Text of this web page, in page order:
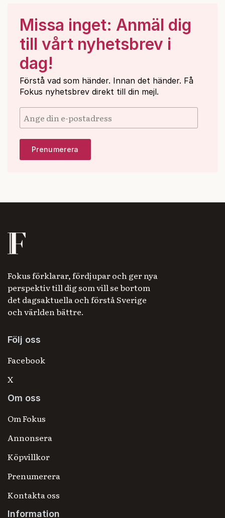
Missa inget: Anmäl dig
till vårt nyhetsbrev i
dag!
Förstå vad som händer. Innan det händer. Få
Fokus nyhetsbrev direkt till din mejl.
Fokus förklarar, fördjupar och ger nya
perspektiv till dig som vill se bortom
det dagsaktuella och förstå Sverige
och världen bättre.
Följ oss
Facebook
X
Om oss
Om Fokus
Annonsera
Köpvillkor
Prenumerera
Kontakta oss
Information